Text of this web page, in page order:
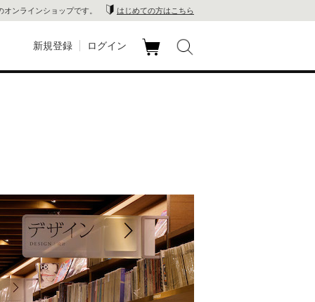
ンラインショップです。 はじめての方はこちら
屋
蔦
新規登録 ログイン